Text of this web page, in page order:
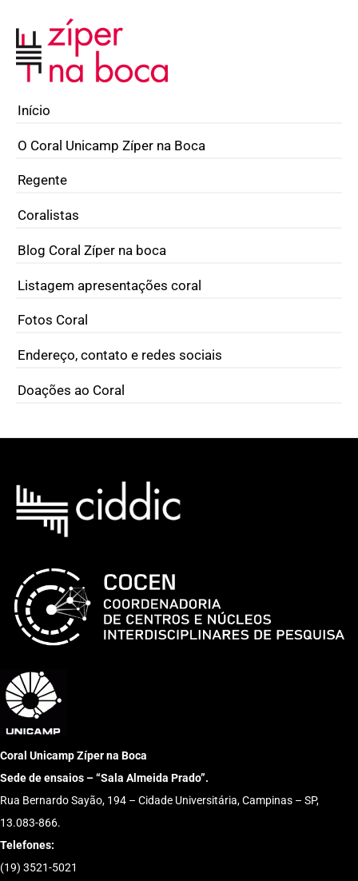
Início
O Coral Unicamp Zíper na Boca
Regente
Coralistas
Blog Coral Zíper na boca
Listagem apresentações coral
Fotos Coral
Endereço, contato e redes sociais
Doações ao Coral
Coral Unicamp Zíper na Boca
Sede de ensaios – “Sala Almeida Prado”.
Rua Bernardo Sayão, 194 – Cidade Universitária, Campinas – SP,
13.083-866.
Telefones:
(19) 3521-5021